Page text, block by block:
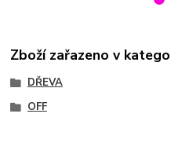
Zboží zařazeno v
DŘEVA
OFF